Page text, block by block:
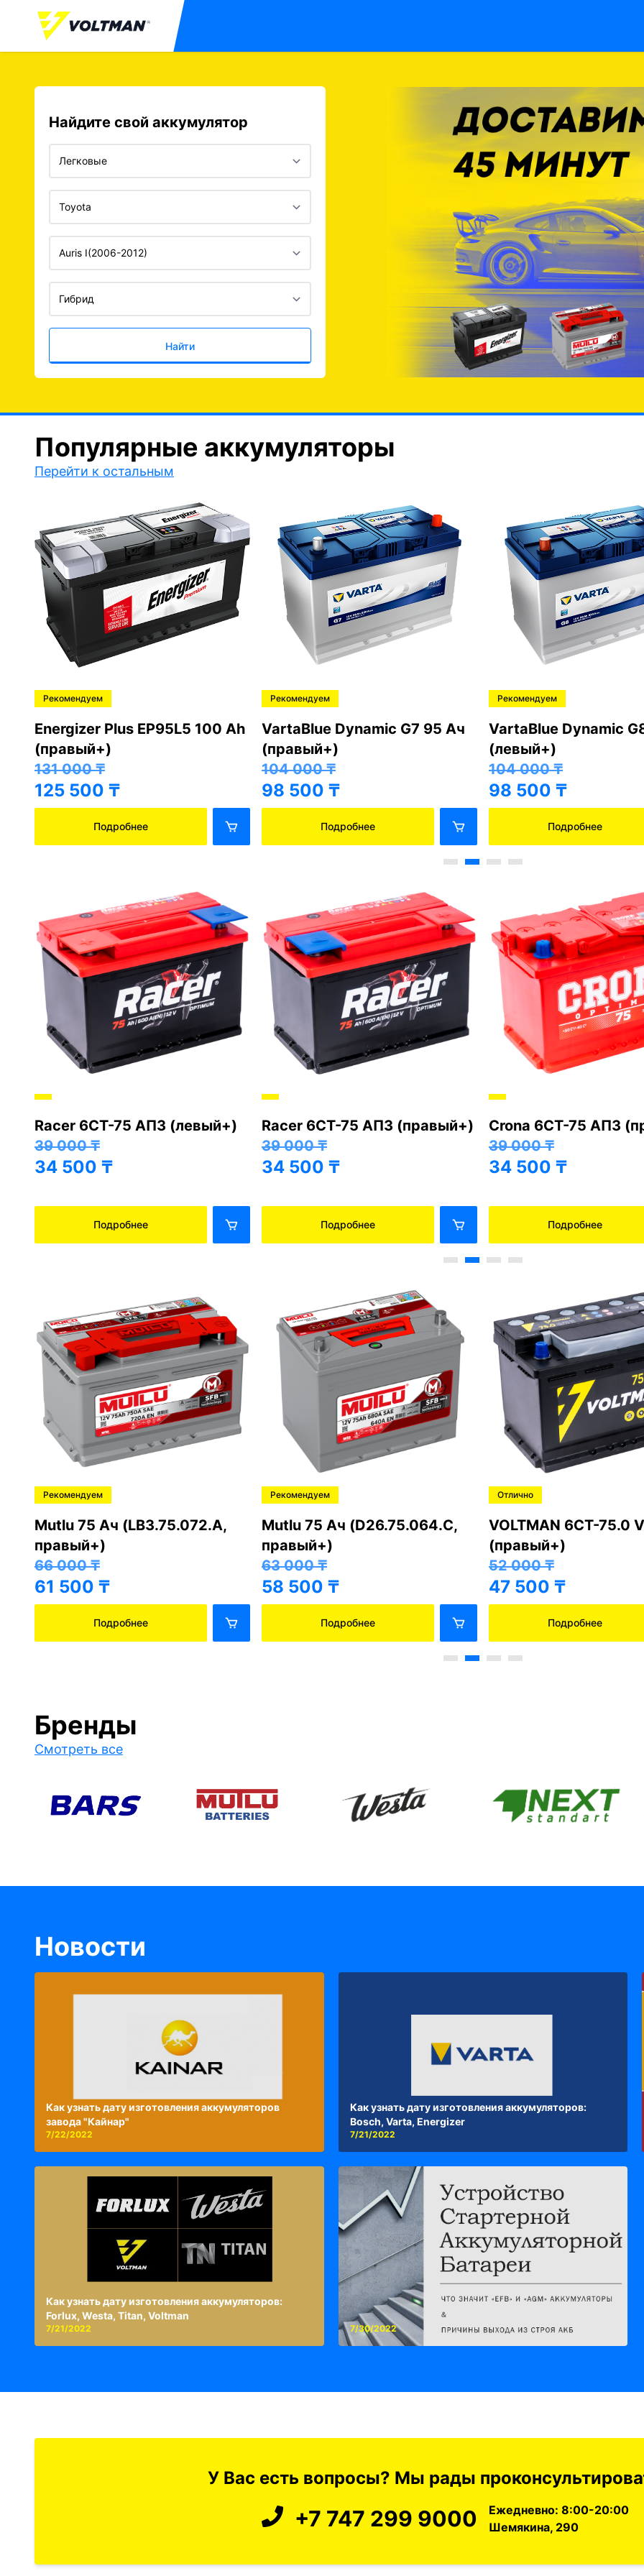
Найдите свой аккумулятор
Найти
Популярные аккумуляторы
Перейти к остальным
Рекомендуем
Energizer Plus EP95L5 100 Ah
(правый+)
131 000₸
125 500 ₸
Подробнее
Рекомендуем
VartaBlue Dynamic G7 95 Ач
(правый+)
104 000₸
98 500 ₸
Подробнее
Рекомендуем
VartaBlue Dynamic
(левый+)
104 000₸
98 500 ₸
Подробнее
Racer 6СТ-75 АПЗ (левый+)
39 000₸
34 500 ₸
Подробнее
Racer 6СТ-75 АПЗ (правый+)
39 000₸
34 500 ₸
Подробнее
Crona 6СТ-75 АПЗ
39 000₸
34 500 ₸
Подробнее
Рекомендуем
Mutlu 75 Ач (LB3.75.072.A,
правый+)
66 000₸
61 500 ₸
Подробнее
Рекомендуем
Mutlu 75 Ач (D26.75.064.C,
правый+)
63 000₸
58 500 ₸
Подробнее
Отлично
VOLTMAN 6CT-75.0
(правый+)
52 000₸
47 500 ₸
Подробнее
Бренды
Смотреть все
Новости
Как узнать дату изготовления аккумуляторов
завода "Кайнар"
7/22/2022
Как узнать дату изготовления аккумуляторов:
Bosch, Varta, Energizer
7/21/2022
Как узнать дату изготовления аккумуляторов:
Forlux, Westa, Titan, Voltman
7/21/2022 7/30/2022
У Вас есть вопросы? Мы рады
+7 747 299 9000
Ежедневно: 8:00-20:00
Шемякина, 290